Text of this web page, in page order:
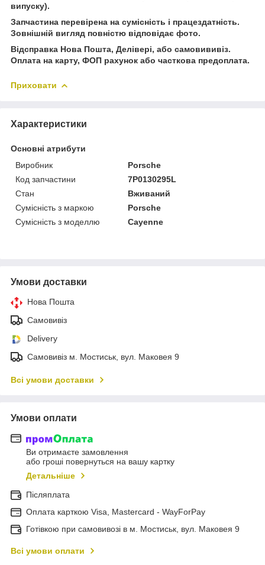
випуску).
Запчастина перевірена на сумісність і працездатність.
Зовнішній вигляд повністю відповідає фото.
Відсправка Нова Пошта, Делівері, або самовививіз.
Оплата на карту, ФОП рахунок або часткова предоплата.
Приховати
Характеристики
Основні атрибути
Виробник
Porsche
Код запчастини
7P0130295L
Стан
Вживаний
Сумісність з маркою
Porsche
Сумісність з моделлю
Cayenne
Умови доставки
Нова Пошта
Самовивіз
Delivery
Самовивіз м. Мостиськ, вул. Маковея 9
Всі умови доставки
Умови оплати
Ви отримаєте замовлення
або гроші повернуться на вашу картку
Детальніше
Післяплата
Оплата карткою Visa, Mastercard - WayForPay
Готівкою при самовивозі в м. Мостиськ, вул. Маковея 9
Всі умови оплати